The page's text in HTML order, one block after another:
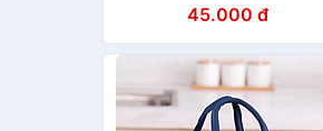
45.000 đ